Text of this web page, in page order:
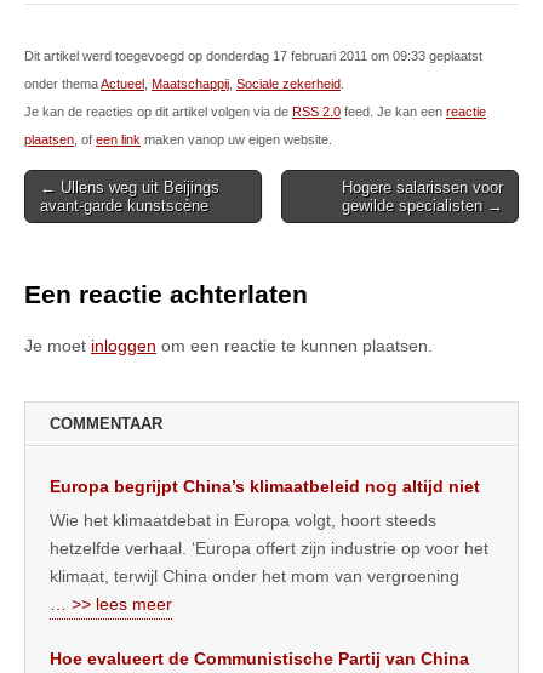
Dit artikel werd toegevoegd op donderdag 17 februari 2011 om 09:33 geplaatst
onder themaActueel Maatschappij Sociale zekerheid
Je kan de reacties op dit artikel volgen via de RSS 2.0 feed. Je kan een reactie
plaatsen , of een link maken vanop uw eigen website.
Post
navigation
← Ullens weg uit Beijings
avant-garde kunstscène
Hogere salarissen voor
gewilde specialisten →
Een reactie achterlaten
Je moet inloggen om een reactie te kunnen plaatsen.
COMMENTAAR
Europa begrijpt China’s klimaatbeleid nog altijd niet
Wie het klimaatdebat in Europa volgt, hoort steeds
hetzelfde verhaal. ‘Europa offert zijn industrie op voor het
klimaat, terwijl China onder het mom van vergroening
… >> lees meer
Hoe evalueert de Communistische Partij van China